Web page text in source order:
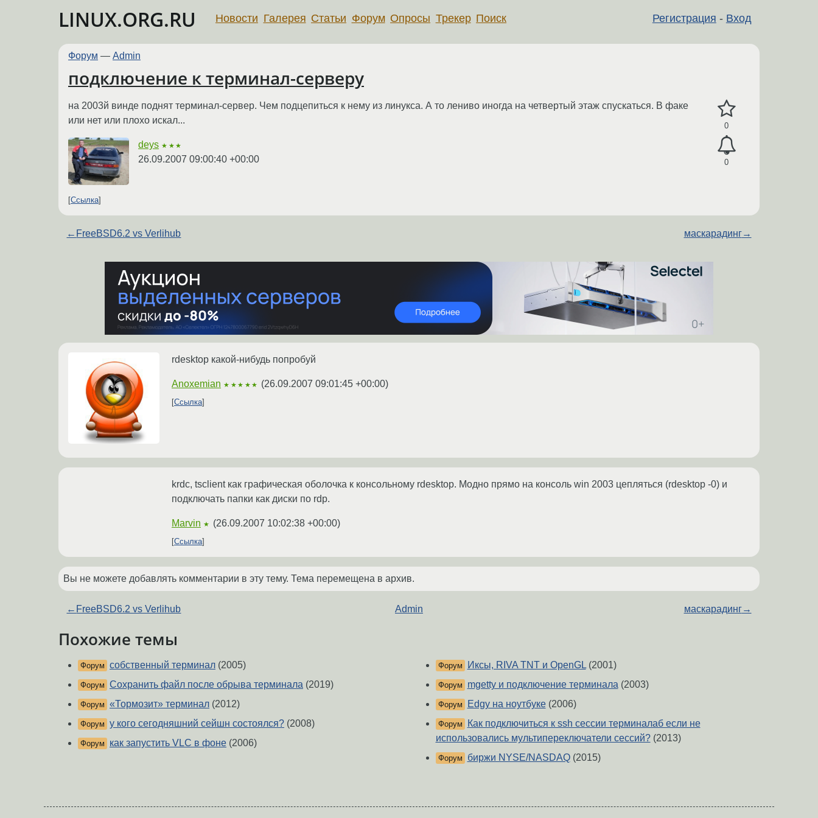
LINUX.ORG.RU Регистрация - Вход
Новости Галерея Статьи Форум Опросы Трекер Поиск
Форум — Admin
подключение к терминал-серверу
0
0
на 2003й винде поднят терминал-сервер. Чем подцепиться к нему из линукса. А то лениво иногда на четвертый этаж спускаться. В факе
или нет или плохо искал...
deys ★★★
26.09.2007 09:00:40 +00:00
Ссылка
← FreeBSD6.2 vs Verlihub маскарадинг→
rdesktop какой-нибудь попробуй
Anoxemian ★★★★★ (26.09.2007 09:01:45 +00:00)
Ссылка
krdc, tsclient как графическая оболочка к консольному rdesktop. Модно прямо на консоль win 2003 цепляться (rdesktop -0) и
подключать папки как диски по rdp.
Marvin ★ (26.09.2007 10:02:38 +00:00)
Ссылка
Вы не можете добавлять комментарии в эту тему. Тема перемещена в архив.
← FreeBSD6.2 vs Verlihub Admin маскарадинг→
Похожие темы
Форум собственный терминал (2005)
Форум Сохранить файл после обрыва терминала (2019)
Форум «Тормозит» терминал (2012)
Форум у кого сегодняшний сейшн состоялся? (2008)
Форум как запустить VLC в фоне (2006)
Форум Иксы, RIVA TNT и OpenGL(2001)
Форум mgetty и подключение терминала (2003)
Форум Edgy на ноутбуке(2006)
Форум
Как подключиться к ssh сессии терминалаб если не
использовались мультипереключатели сессий?(2013)
Форум биржи NYSE/NASDAQ(2015)